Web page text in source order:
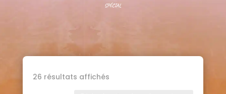
SPÉCIAL
26 résultats affichésTrié